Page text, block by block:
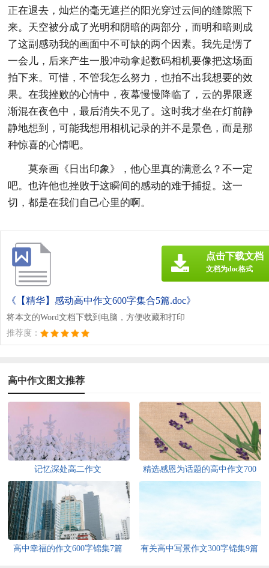
正在退去，灿烂的毫无遮拦的阳光穿过云间的缝隙照下
来。天空被分成了光明和阴暗的两部分，而明和暗则成
了这副感动我的画面中不可缺的两个因素。我先是愣了
一会儿，后来产生一股冲动拿起数码相机要像把这场面
拍下来。可惜，不管我怎么努力，也拍不出我想要的效
果。在我挫败的心情中，夜幕慢慢降临了，云的界限逐
渐混在夜色中，最后消失不见了。这时我才坐在灯前静
静地想到，可能我想用相机记录的并不是景色，而是那
种惊喜的心情吧。
莫奈画《日出印象》，他心里真的满意么？不一定
吧。也许他也挫败于这瞬间的感动的难于捕捉。这一
切，都是在我们自己心里的啊。
《【精华】感动高中作文600字集合5篇.doc》
将本文的Word文档下载到电脑，方便收藏和打印
推荐度：
点击下载文档
文档为doc格式
高中作文图文推荐
记忆深处高二作文
精选感恩为话题的高中作文700
字集锦八篇
高中幸福的作文600字锦集7篇 有关高中写景作文300字锦集9篇